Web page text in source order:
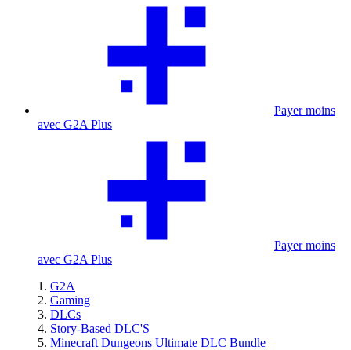
Payer moins
avec G2A Plus
Payer moins
avec G2A Plus
G2A
Gaming
DLCs
Story-Based DLC'S
Minecraft Dungeons Ultimate DLC Bundle